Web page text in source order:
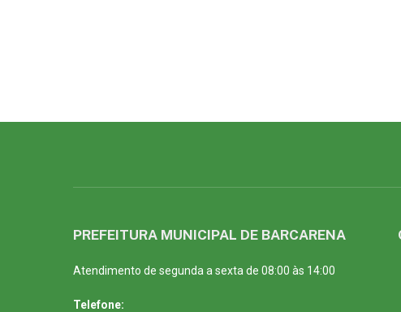
PREFEITURA MUNICIPAL DE BARCARENA
Atendimento de segunda a sexta de 08:00 às 14:00
Telefone: